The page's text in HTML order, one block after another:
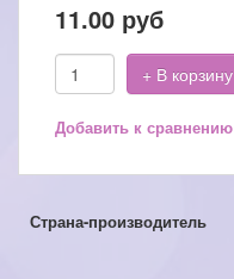
11.00 руб
+ В корзину
Добавить к сравнению
Страна-производитель